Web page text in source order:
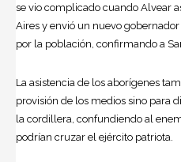
se vio complicado cuando Alvear
Aires y envió un nuevo
por la población, confirmando a
La asistencia de los aborígenes
provisión de los medios sino para
la cordillera, confundiendo al
podrían cruzar el ejército patriota.